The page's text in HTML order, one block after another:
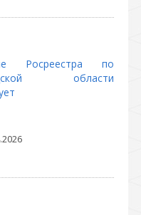
Росреестра по
области